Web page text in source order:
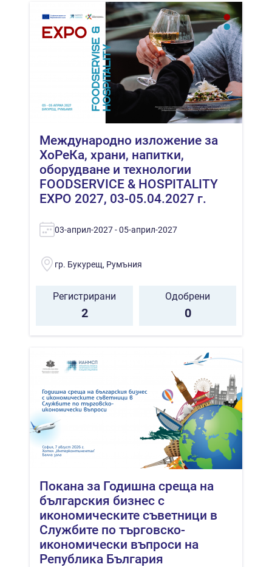
Международно изложение за
ХоРеКа, храни, напитки,
оборудване и технологии
FOODSERVICE & HOSPITALITY
EXPO 2027, 03-05.04.2027 г.
03-април-2027 - 05-април-2027
гр. Букурещ, Румъния
Регистрирани
2
Одобрени
0
Покана за Годишна среща на
българския бизнес с
икономическите съветници в
Службите по търговско-
икономически въпроси на
Република България